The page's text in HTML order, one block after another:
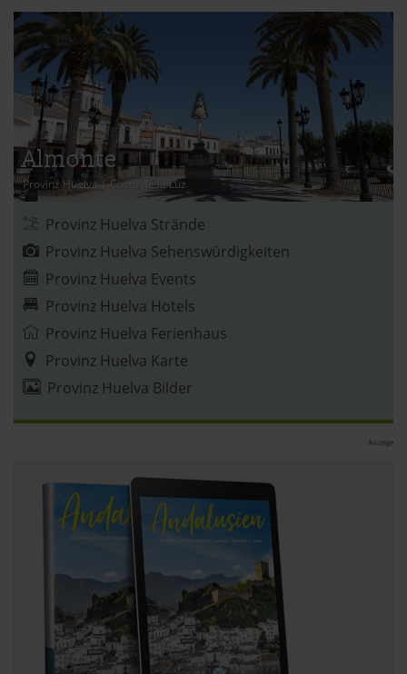
Almonte
Provinz Huelva|Costa de la Luz
Provinz Huelva Strände
Provinz Huelva Sehenswürdigkeiten
Provinz Huelva Events
Provinz Huelva Hotels
Provinz Huelva Ferienhaus
Provinz Huelva Karte
Provinz Huelva Bilder
Anzeige